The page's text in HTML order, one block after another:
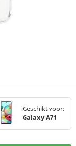
Geschikt voor:
Galaxy A71